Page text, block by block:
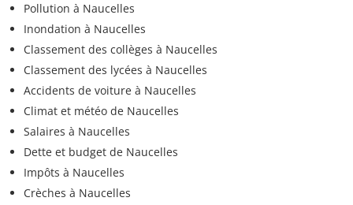
Pollution à Naucelles
Inondation à Naucelles
Classement des collèges à Naucelles
Classement des lycées à Naucelles
Accidents de voiture à Naucelles
Climat et météo de Naucelles
Salaires à Naucelles
Dette et budget de Naucelles
Impôts à Naucelles
Crèches à Naucelles